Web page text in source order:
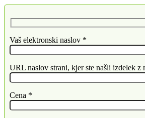
Vaš elektronski naslov *
URL naslov strani, kjer ste našli izdelek z
Cena *